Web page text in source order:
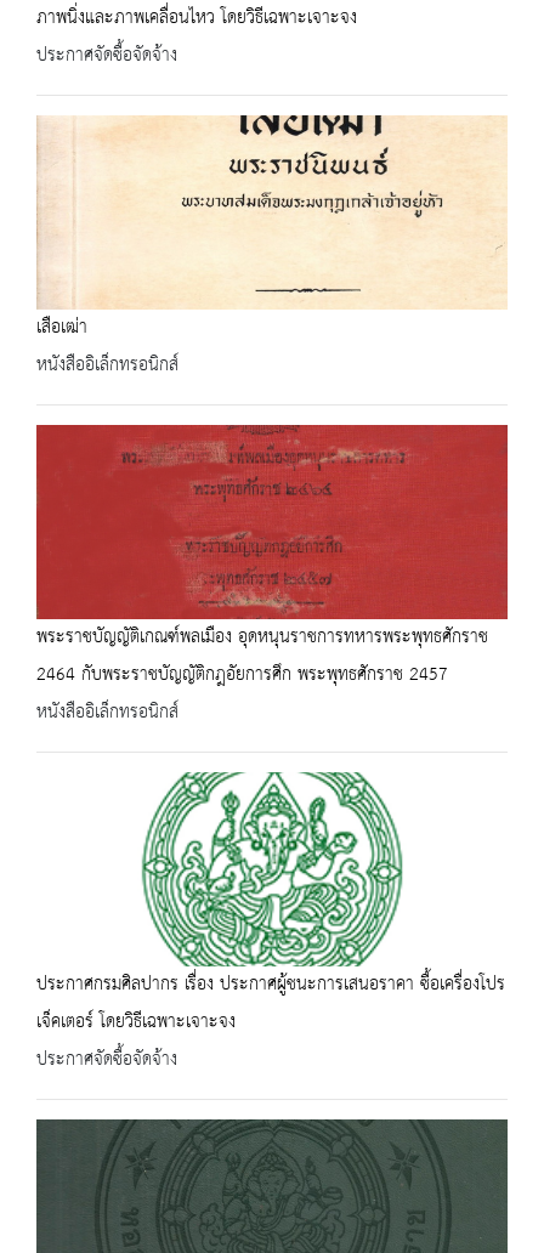
ภาพนิ่งและภาพเคลื่อนไหว โดยวิธีเฉพาะเจาะจง
ประกาศจัดซื้อจัดจ้าง
เสือเฒ่า
หนังสืออิเล็กทรอนิกส์
พระราชบัญญัติเกณฑ์พลเมือง อุดหนุนราชการทหารพระพุทธศักราช
2464 กับพระราชบัญญัติกฎอัยการศึก พระพุทธศักราช 2457
หนังสืออิเล็กทรอนิกส์
ประกาศกรมศิลปากร เรื่อง ประกาศผู้ชนะการเสนอราคา ซื้อเครื่องโปร
เจ็คเตอร์ โดยวิธีเฉพาะเจาะจง
ประกาศจัดซื้อจัดจ้าง